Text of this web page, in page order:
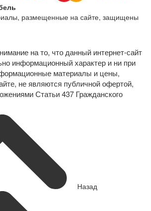
размещенные на сайте, защищены
на то, что данный интернет-сайт
информационный характер и ни при
материалы и цены,
не являются публичной офертой,
Статьи 437 Гражданского
Назад